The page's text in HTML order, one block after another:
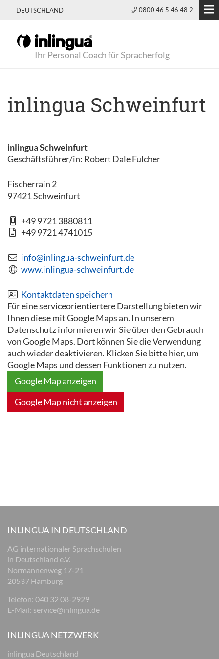
DEUTSCHLAND 0800 46 5 46 48 2
Ihr Personal Coach für Spracherfolg
inlingua Schweinfurt
inlingua Schweinfurt
Geschäftsführer/in: Robert Dale Fulcher
Fischerrain 2
97421 Schweinfurt
+49 9721 3880811
+49 9721 4741015
info@inlingua-schweinfurt.de
www.inlingua-schweinfurt.de
Kontaktdaten speichern
Für eine serviceorientiertere Darstellung bieten wir
Ihnen diese mit Google Maps an. In unserem
Datenschutz informieren wir Sie über den Gebrauch
von Google Maps. Dort können Sie die Verwendung
auch wieder deaktivieren. Klicken Sie bitte hier, um
Google Maps und dessen Funktionen zu nutzen.
Google Map anzeigen
Google Map nicht anzeigen
INLINGUA IN DEUTSCHLAND
AG internationaler Sprachschulen
in Deutschland e.V.
Normannenweg 17-21
20537 Hamburg
Telefon: 040 32 08-2929
E-Mail: service@inlingua.de
INLINGUA NETZWERK
inlingua Deutschland